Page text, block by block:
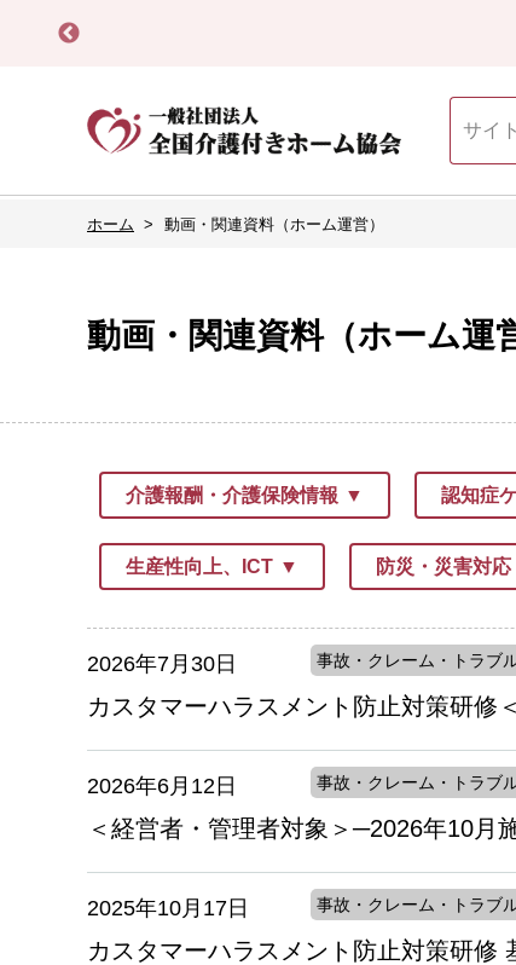
ホーム 動画・関連資料（ホーム運営）
動画・関連資料（ホーム運
介護報酬・介護保険情報 認知症
生産性向上、ICT 防災・災害対応
2026年7月30日 事故・クレーム・トラブ
カスタマーハラスメント防止対策研修
2026年6月12日 事故・クレーム・トラブ
＜経営者・管理者対象＞─2026年10月
2025年10月17日 事故・クレーム・トラブ
カスタマーハラスメント防止対策研修